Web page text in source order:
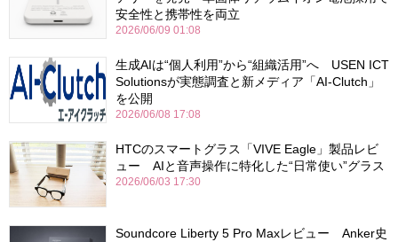
安全性と携帯性を両立
2026/06/09 01:08
生成AIは“個人利用”から“組織活用”へ USEN ICT
Solutionsが実態調査と新メディア「AI-Clutch」
を公開
2026/06/08 17:08
HTCのスマートグラス「VIVE Eagle」製品レビ
ュー AIと音声操作に特化した“日常使い”グラス
2026/06/03 17:30
Soundcore Liberty 5 Pro Maxレビュー Anker史